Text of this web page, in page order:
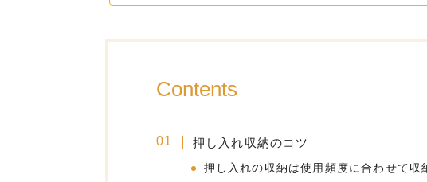
Contents
押し入れ収納のコツ
押し入れの収納は使用頻度に合わせて収